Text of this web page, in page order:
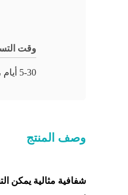
وقت
5-30 أيام ، ذلك يعتمد على كمية طلب العملاء
وصف المنتج
شفافية مثالية